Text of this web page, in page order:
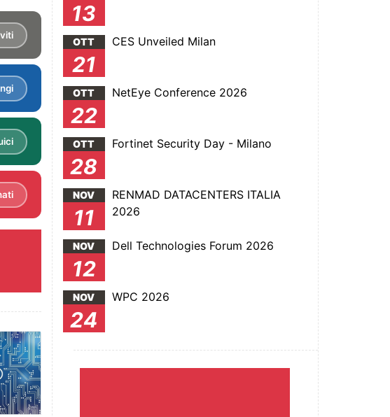
13
OTT
21
CES Unveiled Milan
OTT
22
NetEye Conference 2026
OTT
28
Fortinet Security Day - Milano
NOV
11
RENMAD DATACENTERS ITALIA
2026
NOV
12
Dell Technologies Forum 2026
NOV
24
WPC 2026